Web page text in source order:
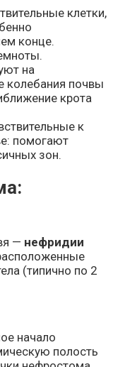
клетки,
конце.
на
колебания почвы
крота
к
помогают
зон.
— нефридии
(типично по 2
начало
полость